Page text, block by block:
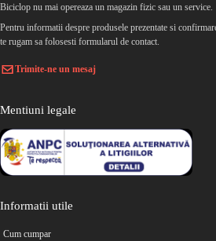
Biciclop nu mai opereaza un magazin fizic sau un service.
Pentru informatii despre produsele prezentate si
te rugam sa folosesti formularul de contact.
Trimite-ne un mesaj
Mentiuni legale
Informatii utile
Cum cumpar